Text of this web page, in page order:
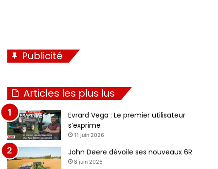
Publicité
Articles les plus lus
Evrard Vega : Le premier utilisateur
s’exprime
11 juin 2026
John Deere dévoile ses nouveaux 6R
8 juin 2026